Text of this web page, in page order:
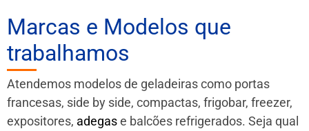
Marcas e Modelos que
trabalhamos
Atendemos modelos de geladeiras como portas
francesas, side by side, compactas, frigobar, freezer,
expositores, adegase balcões refrigerados. Seja qual